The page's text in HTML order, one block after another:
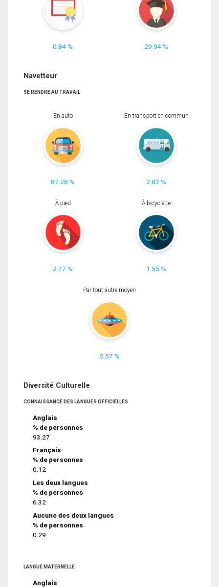
0.84 % 29.94 %
Navetteur
SE RENDRE AU TRAVAIL
En auto
87.28 %
En transport en commun
2.83 %
À pied
2.77 %
À bicyclette
1.55 %
Par tout autre moyen
5.57 %
Diversité Culturelle
CONNAISSANCE DES LANGUES OFFICIELLES
Anglais
% de personnes
93.27
Français
% de personnes
0.12
Les deux langues
% de personnes
6.32
Aucune des deux langues
% de personnes
0.29
LANGUE MATERNELLE
Anglais